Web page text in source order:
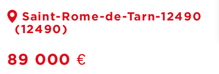
Saint-Rome-de-Tarn-12490
(12490)
89 000 €